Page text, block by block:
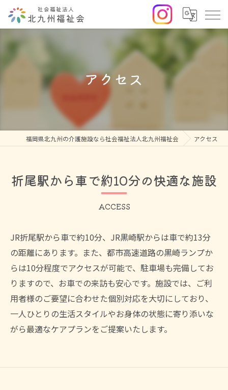
アクセス
福岡県北九州の介護施設なら社会福祉法人北九州福祉会 アクセス
折尾駅から車で約10分の快適な施設
ACCESS
JR折尾駅から車で約10分、JR黒崎駅からは車で約13分
の距離にあります。また、都市高速道路の黒崎ランプか
らは10分程度でアクセスが可能で、駐車場も完備してお
りますので、お車での来訪も安心です。施設では、ご利
用者様のご要望に合わせた個別対応を大切にしており、
一人ひとりの生活スタイルやお身体の状態に寄り添いな
がら最適なケアプランをご提案いたします。